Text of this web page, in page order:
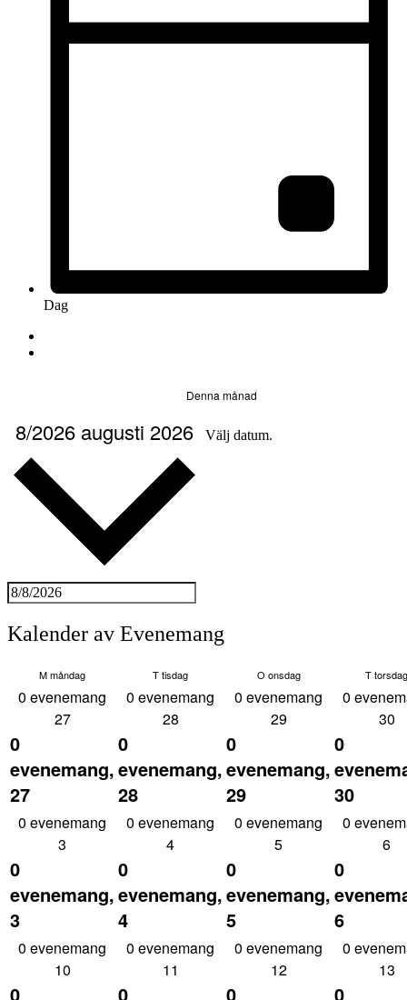
Dag
Denna månad
8/2026 augusti 2026 Välj datum.
Kalender av Evenemang
Mmåndag Ttisdag O onsdag Ttorsdag
0 evenemang
27
0
evenemang,
27
0 evenemang
28
0
evenemang,
28
0 evenemang
29
0
evenemang,
29
0
30
0
30
0 evenemang
3
0
evenemang,
3
0 evenemang
4
0
evenemang,
4
0 evenemang
5
0
evenemang,
5
0
6
0
6
0 evenemang
10
0
0 evenemang
11
0
0 evenemang
12
0
0
13
0